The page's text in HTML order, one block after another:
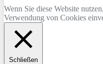
Wenn Sie diese Website
Verwendung von Cookies
Schließen